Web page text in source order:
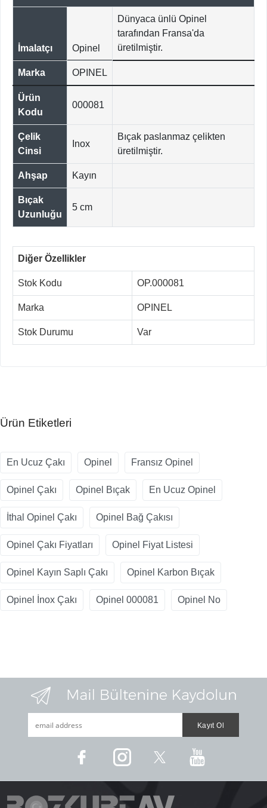
İmalatçı Opinel
Dünyaca ünlü Opinel
tarafından Fransa'da
üretilmiştir.
Marka OPINEL
Ürün
Kodu
000081
Çelik
Cinsi
Inox
Bıçak paslanmaz çelikten
üretilmiştir.
Ahşap Kayın
Bıçak
Uzunluğu
5 cm
Diğer Özellikler
Stok Kodu OP.000081
Marka OPINEL
Stok Durumu Var
Ürün Etiketleri
En Ucuz Çakı Opinel Fransız Opinel
Opinel Çakı Opinel Bıçak En Ucuz Opinel
İthal Opinel Çakı Opinel Bağ Çakısı
Opinel Çakı Fiyatları Opinel Fiyat Listesi
Opinel Kayın Saplı Çakı Opinel Karbon Bıçak
Opinel İnox Çakı Opinel 000081 Opinel No